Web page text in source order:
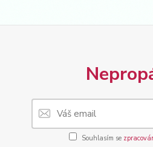
Souhlasím se